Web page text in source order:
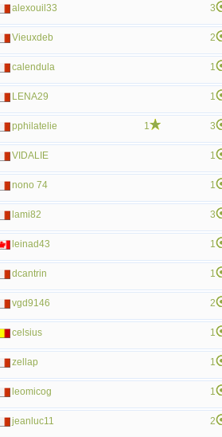
alexouil33 3
Vieuxdeb 2
calendula 1
LENA29 1
pphilatelie 1 3
VIDALIE 1
nono 74 1
lami82 3
leinad43 1
dcantrin 1
vgd9146 2
celsius 1
zellap 1
leomicog 1
jeanluc11 2